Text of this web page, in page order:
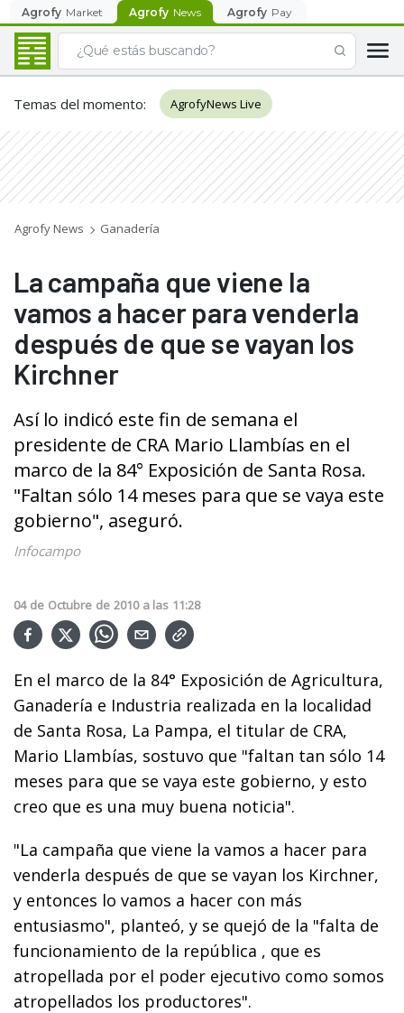
Agrofy Market Agrofy News Agrofy Pay
Temas del momento: AgrofyNews Live
Agrofy News Ganadería
La campaña que viene la
vamos a hacer para venderla
después de que se vayan los
Kirchner
Así lo indicó este fin de semana el
presidente de CRA Mario Llambías en el
marco de la 84° Exposición de Santa Rosa.
"Faltan sólo 14 meses para que se vaya este
gobierno", aseguró.
Infocampo
04 de Octubre de 2010 a las 11:28
En el marco de la 84° Exposición de Agricultura,
Ganadería e Industria realizada en la localidad
de Santa Rosa, La Pampa, el titular de CRA,
Mario Llambías, sostuvo que "faltan tan sólo 14
meses para que se vaya este gobierno, y esto
creo que es una muy buena noticia".
"La campaña que viene la vamos a hacer para
venderla después de que se vayan los Kirchner,
y entonces lo vamos a hacer con más
entusiasmo", planteó, y se quejó de la "falta de
funcionamiento de la república , que es
atropellada por el poder ejecutivo como somos
atropellados los productores".